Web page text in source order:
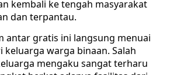
kembali ke tengah masyarakat
dan terpantau.
antar gratis ini langsung menuai
warga binaan. Salah
mengaku sangat terharu